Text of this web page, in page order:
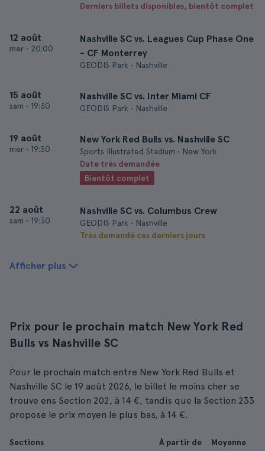
Derniers billets disponibles, bientôt complet
12 août
mer • 20:00
Nashville SC vs. Leagues Cup Phase One
- CF Monterrey
GEODIS Park • Nashville
15 août
sam • 19:30
Nashville SC vs. Inter Miami CF
GEODIS Park • Nashville
19 août
mer • 19:30
New York Red Bulls vs. Nashville SC
Sports Illustrated Stadium • New York
Date très demandée
Bientôt complet
22 août
sam • 19:30
Nashville SC vs. Columbus Crew
GEODIS Park • Nashville
Très demandé ces derniers jours
Afficher plus
Prix pour le prochain match New York Red
Bulls vs Nashville SC
Pour le prochain match entre New York Red Bulls et
Nashville SC le 19 août 2026, le billet le moins cher se
trouve ens Section 202, à 14 €, tandis que la Section 233
propose le prix moyen le plus bas, à 14 €.
Sections À partir de Moyenne